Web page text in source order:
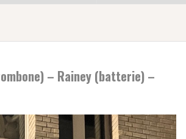
– Rainey (batterie) –